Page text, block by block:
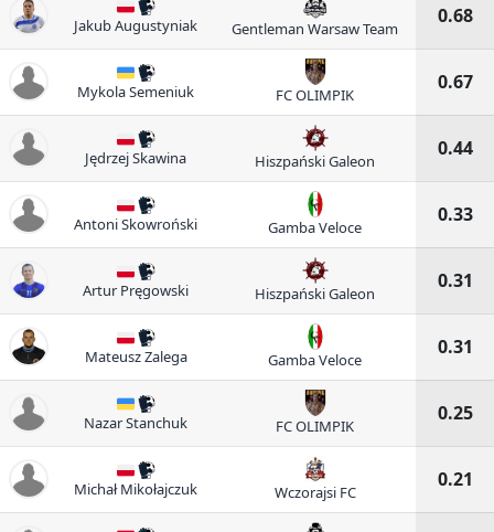
Jakub Augustyniak Gentleman Warsaw Team
0.68
Mykola Semeniuk FC OLIMPIK
0.67
Jędrzej Skawina Hiszpański Galeon
0.44
Antoni Skowroński Gamba Veloce
0.33
Artur Pręgowski Hiszpański Galeon
0.31
Mateusz Zalega Gamba Veloce
0.31
Nazar Stanchuk FC OLIMPIK
0.25
Michał Mikołajczuk Wczorajsi FC
0.21